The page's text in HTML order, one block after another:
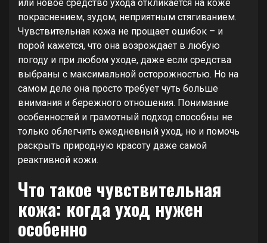
или новое средство ухода откликается на коже
покраснением, зудом, неприятным стягиванием.
Чувствительная кожа не прощает ошибок – и
порой кажется, что она возрождает в любую
погоду и при любом уходе, даже если средства
выбраны с максимальной осторожностью. Но на
самом деле она просто требует чуть больше
внимания и бережного отношения. Понимание
особенностей и грамотный подход способны не
только облегчить ежедневный уход, но и помочь
раскрыть природную красоту даже самой
реактивной кожи.
Что такое чувствительная
кожа: когда уход нужен
особенно